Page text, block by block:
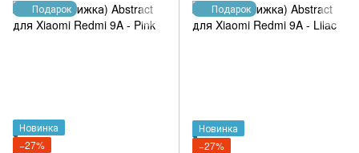
Подарок
Новинка
−27%
Подарок
Новинка
−27%